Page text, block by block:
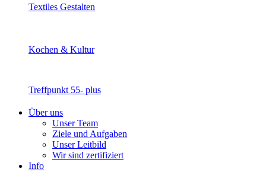
Textiles Gestalten
Kochen & Kultur
Treffpunkt 55- plus
Über uns
Unser Team
Ziele und Aufgaben
Unser Leitbild
Wir sind zertifiziert
Info